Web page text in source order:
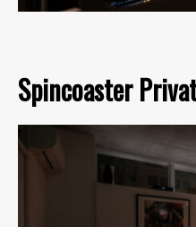
Spincoaster